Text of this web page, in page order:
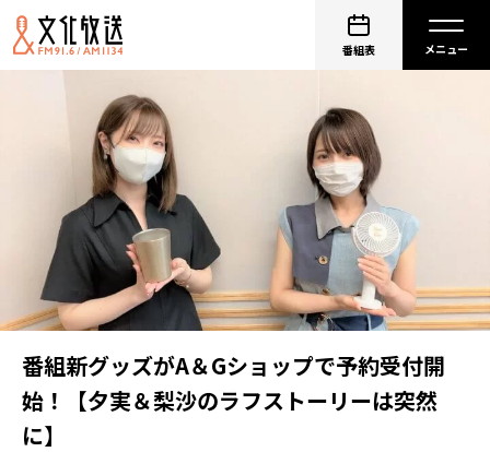
番組表
番組新グッズがA＆Gショップで予約受付開
始！【夕実＆梨沙のラフストーリーは突然
に】